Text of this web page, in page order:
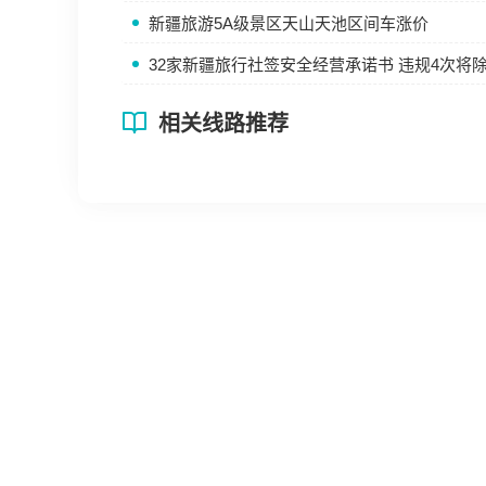
新疆旅游5A级景区天山天池区间车涨价
32家新疆旅行社签安全经营承诺书 违规4次将
相关线路推荐